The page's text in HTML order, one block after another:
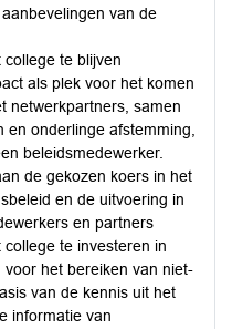
van de
te blijven
als plek voor het komen
netwerkpartners, samen
onderlinge afstemming,
beleidsmedewerker.
de gekozen koers in het
en de uitvoering in
en partners
te investeren in
het bereiken van niet-
van de kennis uit het
informatie van